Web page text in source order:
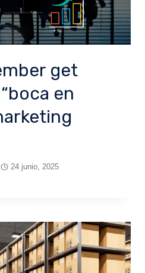
get
en
24 junio, 2025